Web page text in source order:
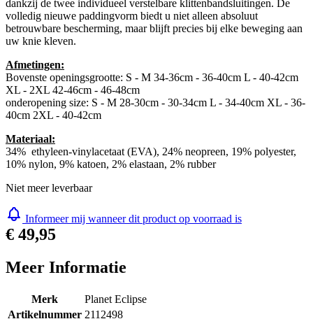
De kniestukken van de Overload serie passen perfect bij elke knie
dankzij de twee individueel verstelbare klittenbandsluitingen. De
volledig nieuwe paddingvorm biedt u niet alleen absoluut
betrouwbare bescherming, maar blijft precies bij elke beweging aan
uw knie kleven.
Afmetingen:
Bovenste openingsgrootte: S - M 34-36cm - 36-40cm L - 40-42cm
XL - 2XL 42-46cm - 46-48cm
onderopening size: S - M 28-30cm - 30-34cm L - 34-40cm XL - 36-
40cm 2XL - 40-42cm
Materiaal:
34% ethyleen-vinylacetaat (EVA), 24% neopreen, 19% polyester,
Niet meer leverbaar
Informeer mij wanneer dit product op voorraad is
Merk
Planet Eclipse